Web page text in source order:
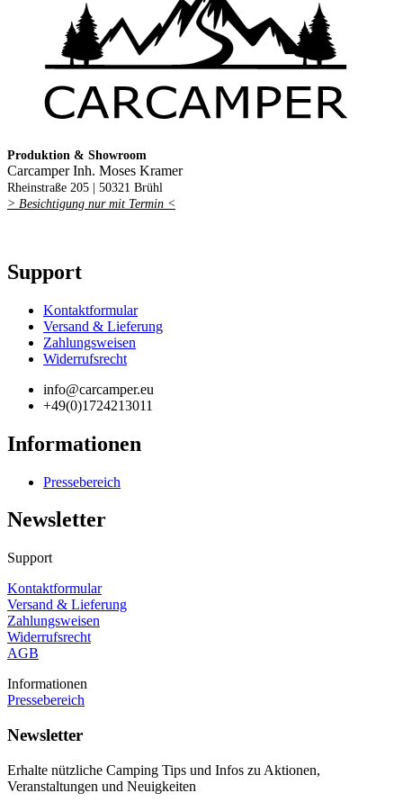
Produktion & Showroom
Carcamper Inh. Moses Kramer
Rheinstraße 205 | 50321 Brühl
> Besichtigung nur mit Termin <
Support
Kontaktformular
Versand & Lieferung
Zahlungsweisen
Widerrufsrecht
info@carcamper.eu
+49(0)1724213011
Informationen
Pressebereich
Newsletter
Support
Kontaktformular
Versand & Lieferung
Zahlungsweisen
Widerrufsrecht
AGB
Informationen
Pressebereich
Newsletter
Erhalte nützliche Camping Tips und Infos zu Aktionen,
Veranstaltungen und Neuigkeiten